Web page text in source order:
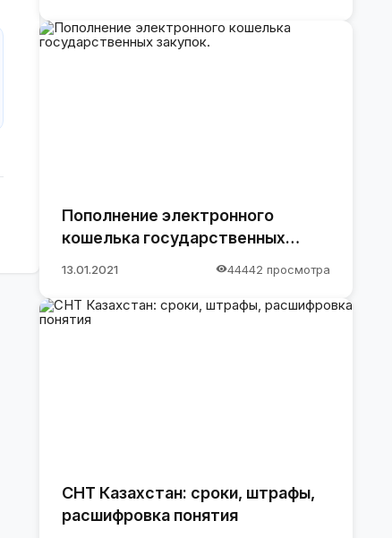
Пополнение электронного
кошелька государственных
13.01.2021 44442 просмотра
СНТ Казахстан: сроки, штрафы,
расшифровка понятия